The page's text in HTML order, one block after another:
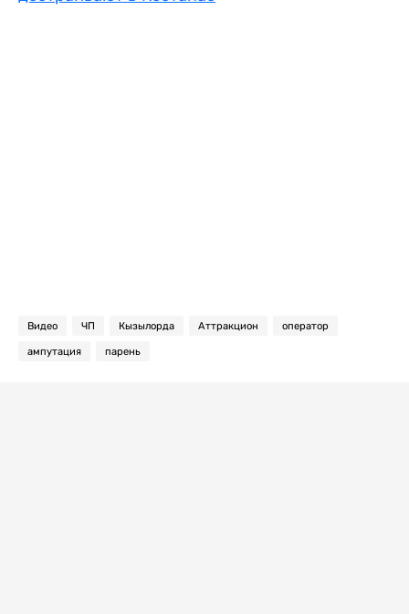
Видео ЧП Кызылорда Аттракцион оператор
ампутация парень